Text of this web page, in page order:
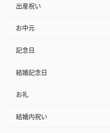
出産祝い
お中元
記念日
結婚記念日
お礼
結婚内祝い